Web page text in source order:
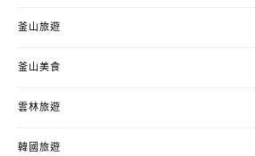
釜山旅遊
釜山美食
雲林旅遊
韓國旅遊